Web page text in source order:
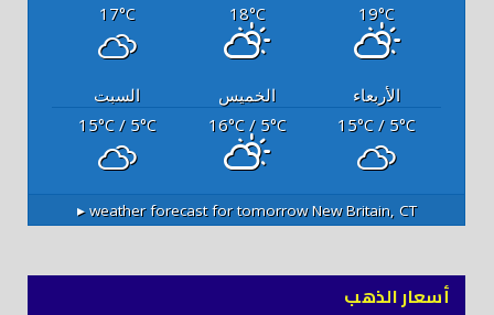
19°C
18°C
17°C
الأربعاء الخميس
السبت
15°C / 5°C
16°C/ 5°C
15°C/ 5°C
New Britain, CT
weather forecast for tomorrow ▸
أسعار الذهب